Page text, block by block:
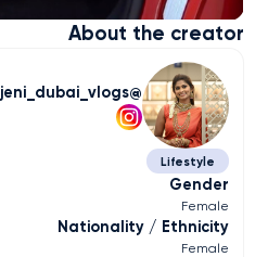
About the creator
jeni_dubai_vlogs
Lifestyle
Gender
Female
Nationality / Ethnicity
Female